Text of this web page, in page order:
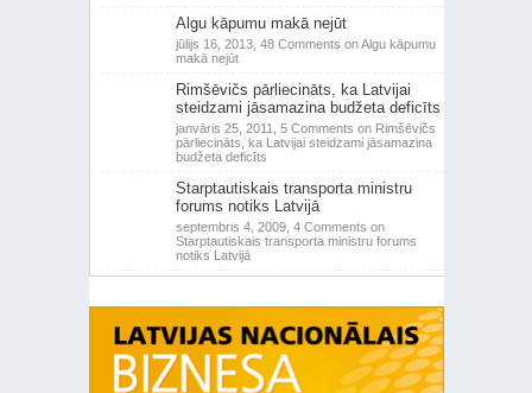
Algu kāpumu makā nejūt
jūlijs 16, 2013, 48 Comments on Algu kāpumu
makā nejūt
Rimšēvičs pārliecināts, ka Latvijai
steidzami jāsamazina budžeta deficīts
janvāris 25, 2011, 5 Comments on Rimšēvičs
pārliecināts, ka Latvijai steidzami jāsamazina
budžeta deficīts
Starptautiskais transporta ministru
forums notiks Latvijā
septembris 4, 2009, 4 Comments on
Starptautiskais transporta ministru forums
notiks Latvijā